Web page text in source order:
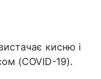
кисню і
(COVID-19).